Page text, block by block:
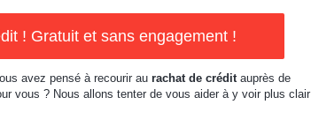
! Gratuit et sans engagement !
avez pensé à recourir au rachat de créditauprès de
vous ? Nous allons tenter de vous aider à y voir plus clair